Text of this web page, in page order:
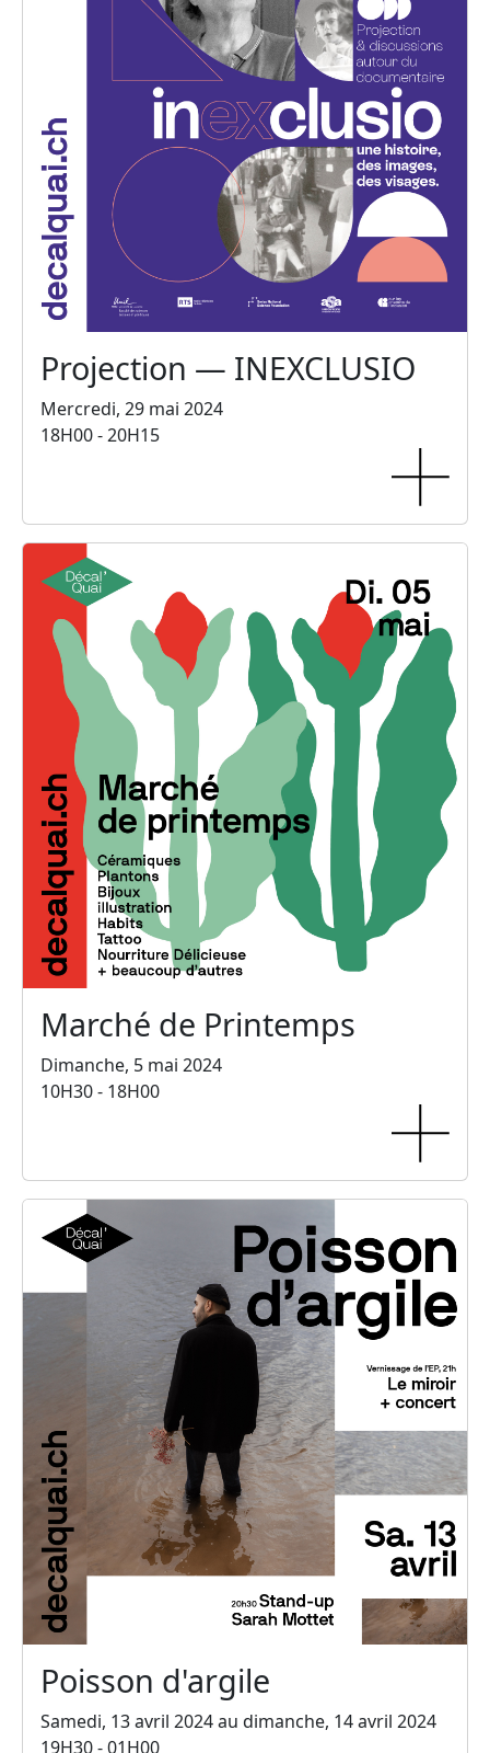
Projection — INEXCLUSIO
Mercredi, 29 mai 2024
18H00 - 20H15
Marché de Printemps
Dimanche, 5 mai 2024
10H30 - 18H00
Poisson d'argile
Samedi, 13 avril 2024 au dimanche, 14 avril 2024
19H30 - 01H00